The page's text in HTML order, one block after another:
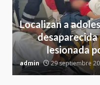
Localizan a
lesionada
admin 29 septiembre